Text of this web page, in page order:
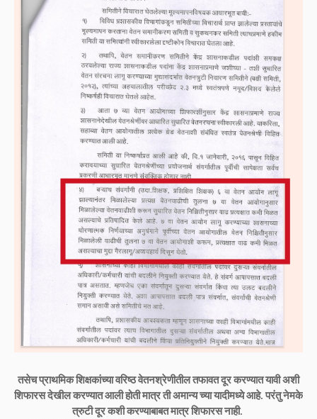
तसेच प्राथमिक शिक्षकांच्या वरिष्ठ वेतनश्रेणीतील तफावत दूर करण्यात यावी अशी
शिफारस देखील करण्यात आली होती मात्र ती अमान्य च्या यादीमध्ये आहे. परंतु नेमके
त्रुटी दूर कशी करण्याबाबत मात्र शिफारस नाही.